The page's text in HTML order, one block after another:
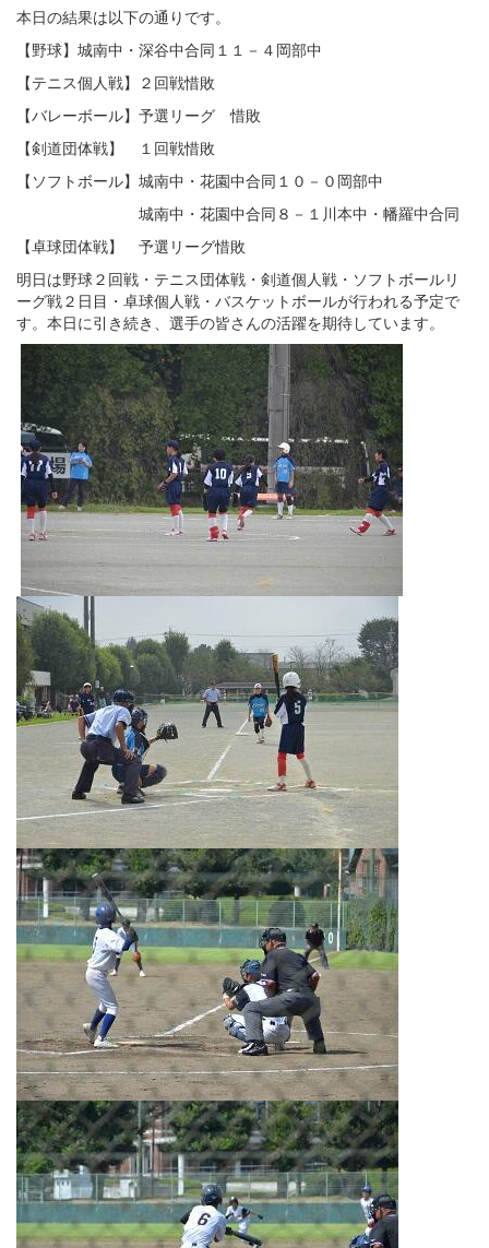
本日の結果は以下の通りです。
【野球】城南中・深谷中合同１１－４岡部中
【テニス個人戦】２回戦惜敗
【バレーボール】予選リーグ 惜敗
【剣道団体戦】 １回戦惜敗
【ソフトボール】城南中・花園中合同１０－０岡部中
城南中・花園中合同８－１川本中・幡羅中合同
【卓球団体戦】 予選リーグ惜敗
明日は野球２回戦・テニス団体戦・剣道個人戦・ソフトボールリ
ーグ戦２日目・卓球個人戦・バスケットボールが行われる予定で
す。本日に引き続き、選手の皆さんの活躍を期待しています。